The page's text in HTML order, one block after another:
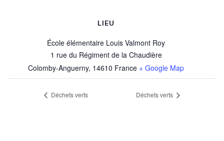
LIEU
École élémentaire Louis Valmont Roy
1 rue du Régiment de la Chaudière
Colomby-Anguerny, 14610 France + Google Map
Déchets verts Déchets verts